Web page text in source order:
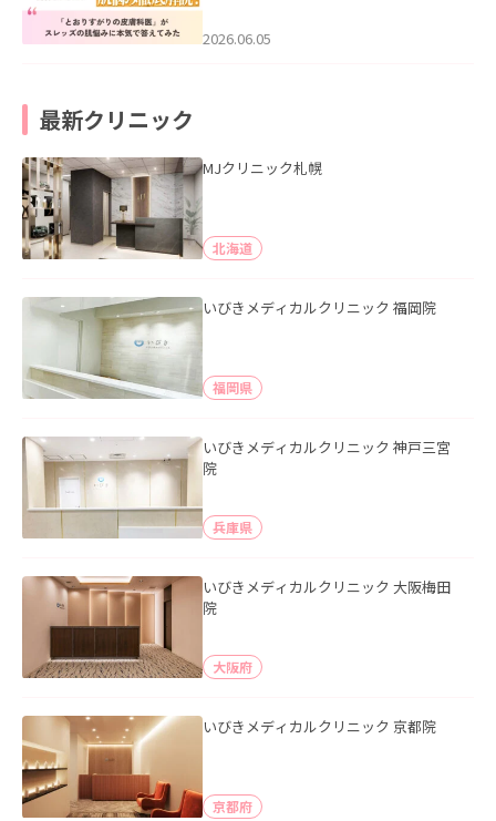
2026.06.05
最新クリニック
MJクリニック札幌
北海道
いびきメディカルクリニック 福岡院
福岡県
いびきメディカルクリニック 神戸三宮
院
兵庫県
いびきメディカルクリニック 大阪梅田
院
大阪府
いびきメディカルクリニック 京都院
京都府